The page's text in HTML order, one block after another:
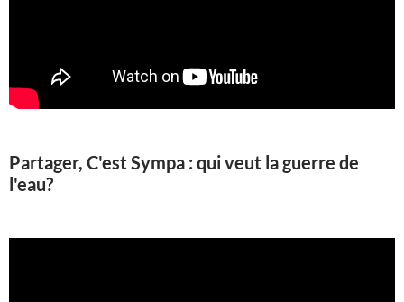
Partager, C'est Sympa : qui veut la guerre de
l'eau?